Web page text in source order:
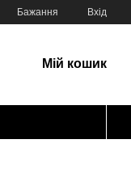
Бажання Вхід
Мій кошик